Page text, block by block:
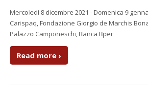
Mercoledì 8 dicembre 2021 - Domenica 9
Carispaq, Fondazione Giorgio de Marchis
Palazzo Camponeschi, Banca Bper
Read more ›